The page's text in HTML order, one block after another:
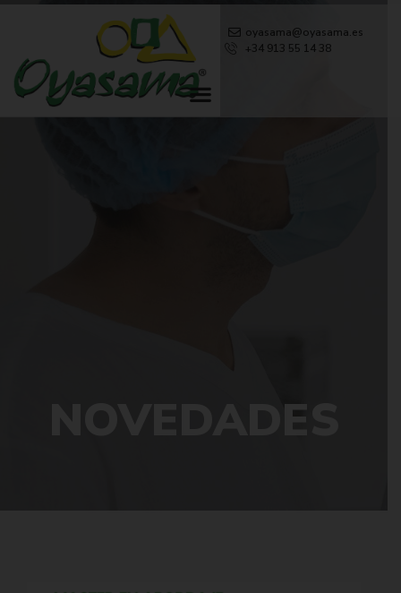
oyasama@oyasama.es
+34 913 55 14 38
NOVEDADES